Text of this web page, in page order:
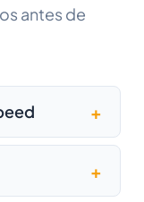
antes de